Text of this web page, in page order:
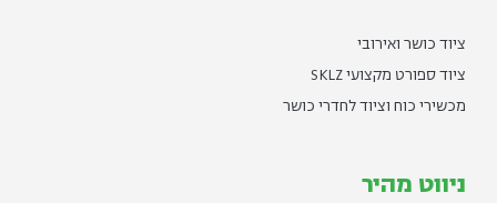
ציוד כושר ואירובי
ציוד ספורט מקצועי SKLZ
מכשירי כוח וציוד לחדרי כושר
ניווט מהיר